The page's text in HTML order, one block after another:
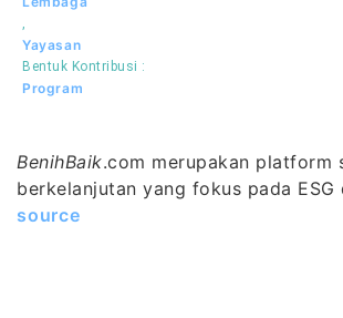
,
Yayasan
Bentuk Kontribusi :
Program
BenihBaik.com merupakan platform
berkelanjutan yang fokus pada ESG
source